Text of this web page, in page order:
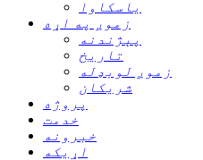
یاسکاوا
زموږ په اړه
پېژندنه
تاریخ
زموږ لوبډله
شریکان
پروژه
خدمت
خبرونه
اړیکه